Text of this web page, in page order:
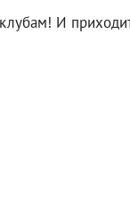
И